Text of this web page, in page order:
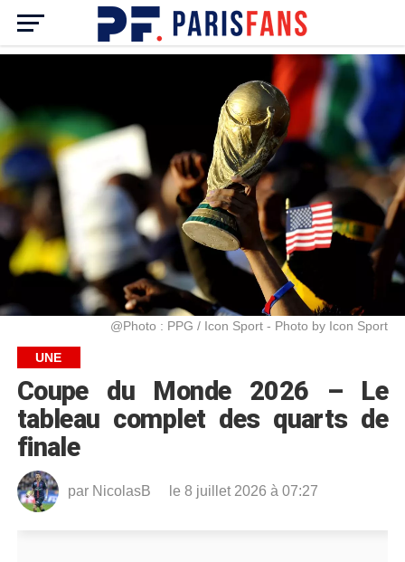
@Photo : PPG / Icon Sport - Photo by Icon Sport
UNE
Coupe du Monde 2026 – Le
tableau complet des quarts de
finale
par NicolasB le 8 juillet 2026 à 07:27